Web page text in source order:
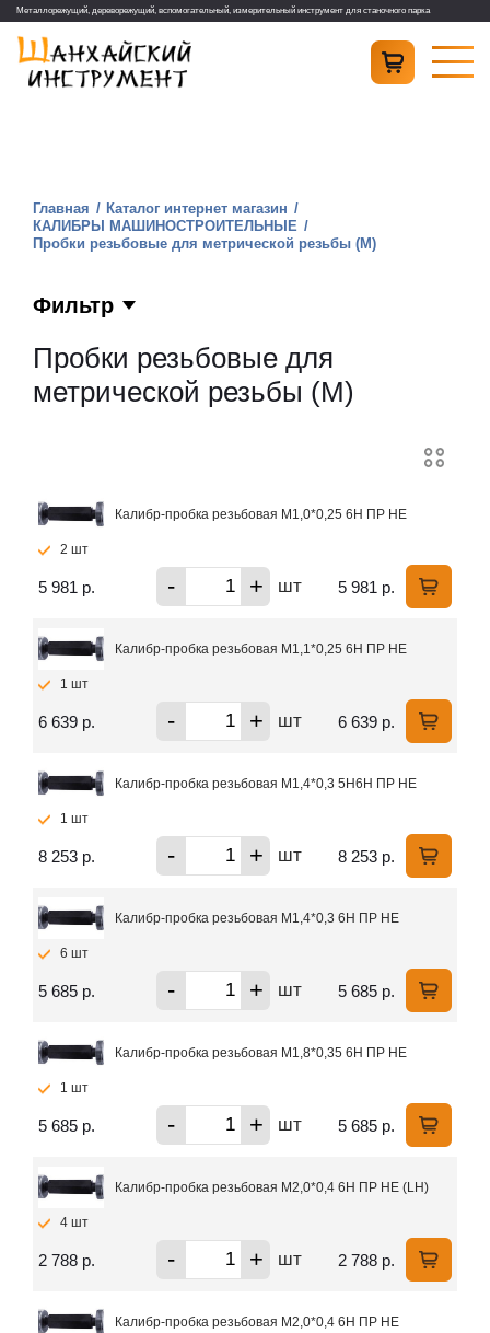
Металлорежущий, дереворежущий, вспомогательный, измерительный инструмент для станочного парка
Главная
Каталог интернет магазин
КАЛИБРЫ МАШИНОСТРОИТЕЛЬНЫЕ
Пробки резьбовые для метрической резьбы (М)
Фильтр
Пробки резьбовые для
метрической резьбы (М)
Калибр-пробка резьбовая М1,0*0,25 6Н ПР НЕ
2 шт
5 981 р. - + шт 5 981 р.
Калибр-пробка резьбовая М1,1*0,25 6Н ПР НЕ
1 шт
6 639 р. - + шт 6 639 р.
Калибр-пробка резьбовая М1,4*0,3 5Н6Н ПР НЕ
1 шт
8 253 р. - + шт 8 253 р.
Калибр-пробка резьбовая М1,4*0,3 6Н ПР НЕ
6 шт
5 685 р. - + шт 5 685 р.
Калибр-пробка резьбовая М1,8*0,35 6Н ПР НЕ
1 шт
5 685 р. - + шт 5 685 р.
Калибр-пробка резьбовая М2,0*0,4 6Н ПР НЕ (LH)
4 шт
2 788 р. - + шт 2 788 р.
Калибр-пробка резьбовая М2,0*0,4 6Н ПР НЕ